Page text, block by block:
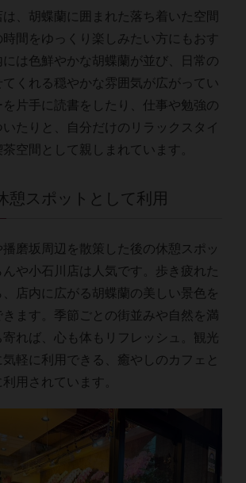
、胡蝶蘭に囲まれた落ち着いた空間
間をゆっくり楽しみたい方にもおす
は色鮮やかな胡蝶蘭が並び、日常の
てくれる穏やかな雰囲気が広がってい
を片手に読書をしたり、仕事や勉強の
たりと、自分だけのリラックスタイ
空間として親しまれています。
憩スポットとして利用
磨坂周辺を散策した後の休憩スポッ
んや小石川店は人気です。歩き疲れた
店内に広がる胡蝶蘭の美しい景色を
ます。季節ごとの街並みや自然を満
寄れば、心も体もリフレッシュ。観光
軽に利用できる、癒やしのカフェと
利用されています。